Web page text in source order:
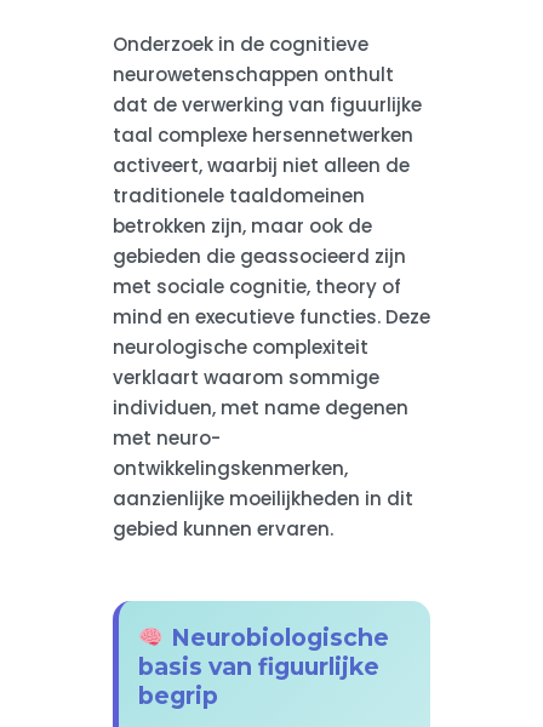
Onderzoek in de cognitieve
neurowetenschappen onthult
dat de verwerking van figuurlijke
taal complexe hersennetwerken
activeert, waarbij niet alleen de
traditionele taaldomeinen
betrokken zijn, maar ook de
gebieden die geassocieerd zijn
met sociale cognitie, theory of
mind en executieve functies. Deze
neurologische complexiteit
verklaart waarom sommige
individuen, met name degenen
met neuro-
ontwikkelingskenmerken,
aanzienlijke moeilijkheden in dit
gebied kunnen ervaren.
Neurobiologische
basis van figuurlijke
begrip